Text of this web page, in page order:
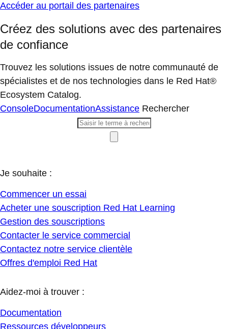
Accéder au portail des partenaires
Créez des solutions avec des partenaires
de confiance
Trouvez les solutions issues de notre communauté de
spécialistes et de nos technologies dans le Red Hat®
Ecosystem Catalog.
ConsoleDocumentationAssistance Rechercher
Je souhaite :
Commencer un essai
Acheter une souscription Red Hat Learning
Gestion des souscriptions
Contacter le service commercial
Contactez notre service clientèle
Offres d'emploi Red Hat
Aidez-moi à trouver :
Documentation
Ressources développeurs